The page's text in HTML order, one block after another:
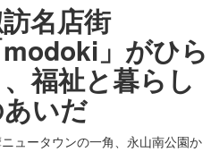
名店街
modoki」がひら
、福祉と暮らし
いだ
ュータウンの一角、永山南公園か